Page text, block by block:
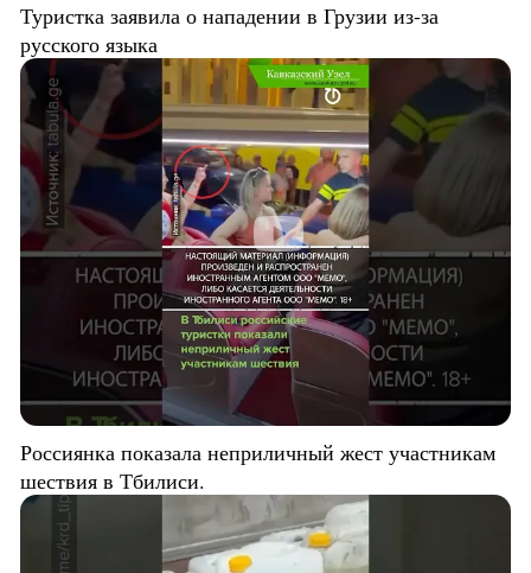
Туристка заявила о нападении в Грузии из-за
русского языка
Россиянка показала неприличный жест участникам
шествия в Тбилиси.